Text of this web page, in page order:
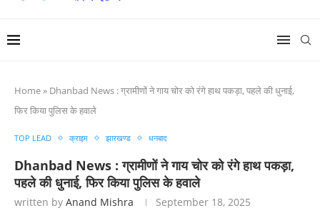
Home» Dhanbad News : ग्रामीणों ने गाय चोर को रंगे हाथ पकड़ा, पहले की धुनाई,
फिर किया पुलिस के हवाले
TOP LEAD क्राइम झारखण्ड धनबाद
Dhanbad News : ग्रामीणों ने गाय चोर को रंगे हाथ पकड़ा,
पहले की धुनाई, फिर किया पुलिस के हवाले
written by Anand Mishra September 18, 2025